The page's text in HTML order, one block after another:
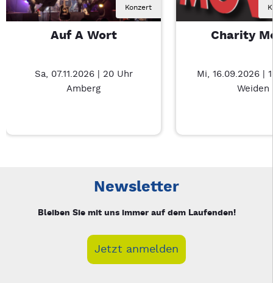
Konzert
Auf A Wort
Sa, 07.11.2026 | 20 Uhr
Amberg
Charity
Mi, 16.09.2026 |
Weiden
Newsletter
Bleiben Sie mit uns immer auf dem Laufenden!
Jetzt anmelden